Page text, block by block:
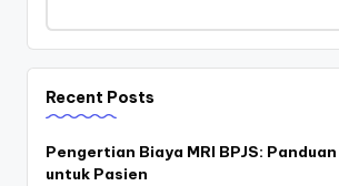
Recent Posts
Pengertian Biaya MRI BPJS:
untuk Pasien